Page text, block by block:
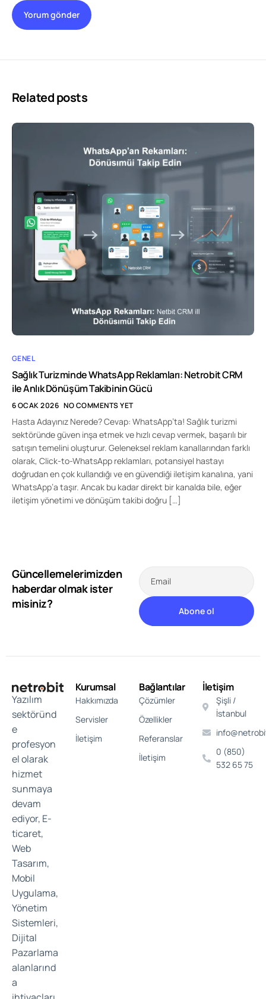
Related posts
GENEL
Sağlık Turizminde WhatsApp Reklamları: Netrobit CRM
ile Anlık Dönüşüm Takibinin Gücü
6 OCAK 2026 NO COMMENTS YET
Hasta Adayınız Nerede? Cevap: WhatsApp’ta! Sağlık turizmi
sektöründe güven inşa etmek ve hızlı cevap vermek, başarılı bir
satışın temelini oluşturur. Geleneksel reklam kanallarından farklı
olarak, Click-to-WhatsApp reklamları, potansiyel hastayı
doğrudan en çok kullandığı ve en güvendiği iletişim kanalına, yani
WhatsApp’a taşır. Ancak bu kadar direkt bir kanalda bile, eğer
iletişim yönetimi ve dönüşüm takibi doğru […]
Güncellemelerimizden
haberdar olmak ister
misiniz?
Email
Yazılım
sektöründ
e
profesyon
el olarak
hizmet
sunmaya
devam
ediyor, E-
ticaret,
Web
Tasarım,
Mobil
Uygulama,
Yönetim
Sistemleri,
Dijital
Pazarlama
alanlarınd
a
Kurumsal
Hakkımızda
Servisler
İletişim
Bağlantılar
Çözümler
Özellikler
Referanslar
İletişim
İletişim
Şişli /
İstanbul
0 (850)
532 65 75